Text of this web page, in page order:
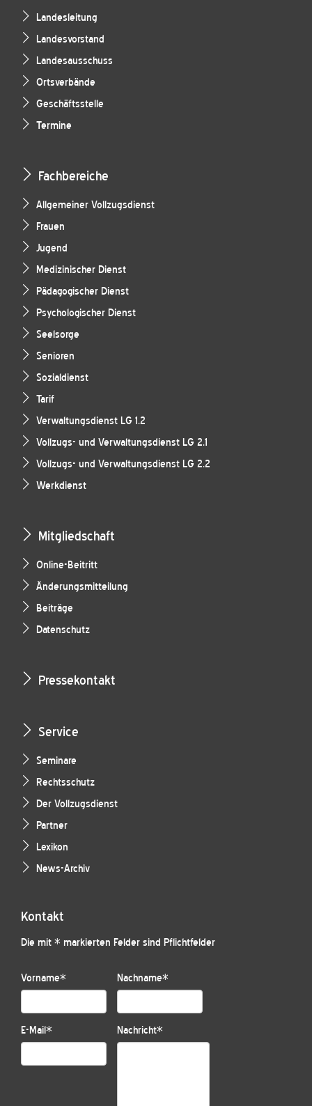
Landesleitung
Landesvorstand
Landesausschuss
Ortsverbände
Geschäftsstelle
Termine
Fachbereiche
Allgemeiner Vollzugsdienst
Frauen
Jugend
Medizinischer Dienst
Pädagogischer Dienst
Psychologischer Dienst
Seelsorge
Senioren
Sozialdienst
Tarif
Verwaltungsdienst LG 1.2
Vollzugs- und Verwaltungsdienst LG 2.1
Vollzugs- und Verwaltungsdienst LG 2.2
Werkdienst
Mitgliedschaft
Online-Beitritt
Änderungsmitteilung
Beiträge
Datenschutz
Pressekontakt
Service
Seminare
Rechtsschutz
Der Vollzugsdienst
Partner
Lexikon
News-Archiv
Kontakt
Die mit * markierten Felder sind Pflichtfelder
Vorname* Nachname*
E-Mail* Nachricht*